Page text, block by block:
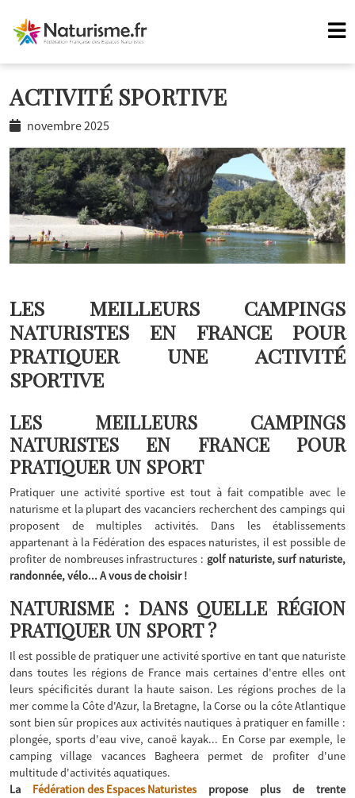
ACTIVITÉ SPORTIVE
novembre 2025
LES MEILLEURS CAMPINGS
NATURISTES EN FRANCE POUR
PRATIQUER UNE ACTIVITÉ
SPORTIVE
LES MEILLEURS CAMPINGS
NATURISTES EN FRANCE POUR
PRATIQUER UN SPORT
Pratiquer une activité sportive est tout à fait compatible avec le
naturisme et la plupart des vacanciers recherchent des campings qui
proposent de multiples activités. Dans les établissements
appartenant à la Fédération des espaces naturistes, il est possible de
profiter de nombreuses infrastructures : golf naturiste, surf naturiste,
randonnée, vélo... A vous de choisir !
NATURISME : DANS QUELLE RÉGION
PRATIQUER UN SPORT ?
Il est possible de pratiquer une activité sportive en tant que naturiste
dans toutes les régions de France mais certaines d'entre elles ont
leurs spécificités durant la haute saison. Les régions proches de la
mer comme la Côte d'Azur, la Bretagne, la Corse ou la côte Atlantique
sont bien sûr propices aux activités nautiques à pratiquer en famille :
plongée, sports d'eau vive, canoë kayak... En Corse par exemple, le
camping village vacances Bagheera permet de profiter d'une
multitude d'activités aquatiques.
La Fédération des Espaces Naturistes propose plus de trente